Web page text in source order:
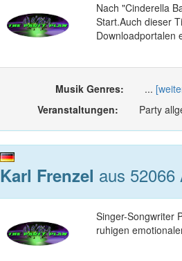
Nach "Cinderella
Start.Auch dieser
Downloadportalen
Musik Genres: ...
Veranstaltungen:
Party
Karl Frenzel aus 52066
Singer-Songwriter
ruhigen